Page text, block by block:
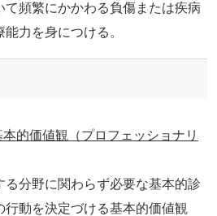
頻繁にかかわる負傷または疾病
力を身につける。
的価値観（プロフェッショナリ
る分野に関わらず必要な基本的診
動を決定づける基本的価値観